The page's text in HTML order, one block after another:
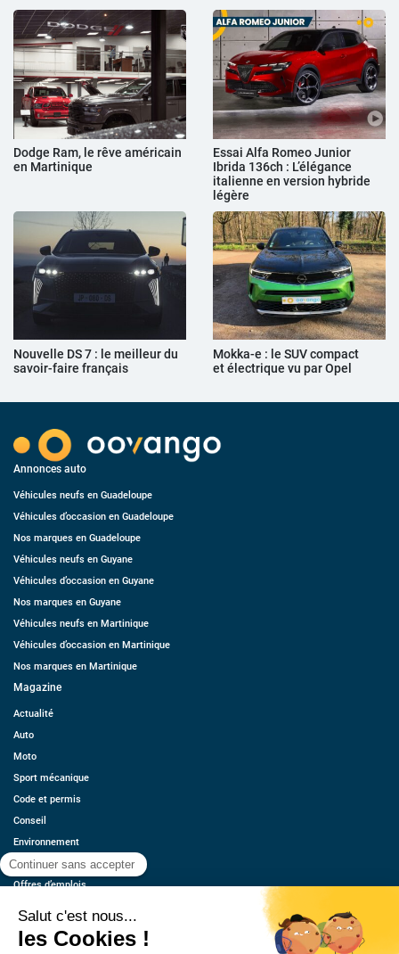
Dodge Ram, le rêve américain
en Martinique
Essai Alfa Romeo Junior
Ibrida 136ch : L’élégance
italienne en version hybride
légère
Nouvelle DS 7 : le meilleur du
savoir-faire français
Mokka-e : le SUV compact
et électrique vu par Opel
Annonces auto
Véhicules neufs en Guadeloupe
Véhicules d’occasion en Guadeloupe
Nos marques en Guadeloupe
Véhicules neufs en Guyane
Véhicules d’occasion en Guyane
Nos marques en Guyane
Véhicules neufs en Martinique
Véhicules d’occasion en Martinique
Nos marques en Martinique
Magazine
Actualité
Auto
Moto
Sport mécanique
Code et permis
Conseil
Environnement
Économie
Offres d’emplois
Contact